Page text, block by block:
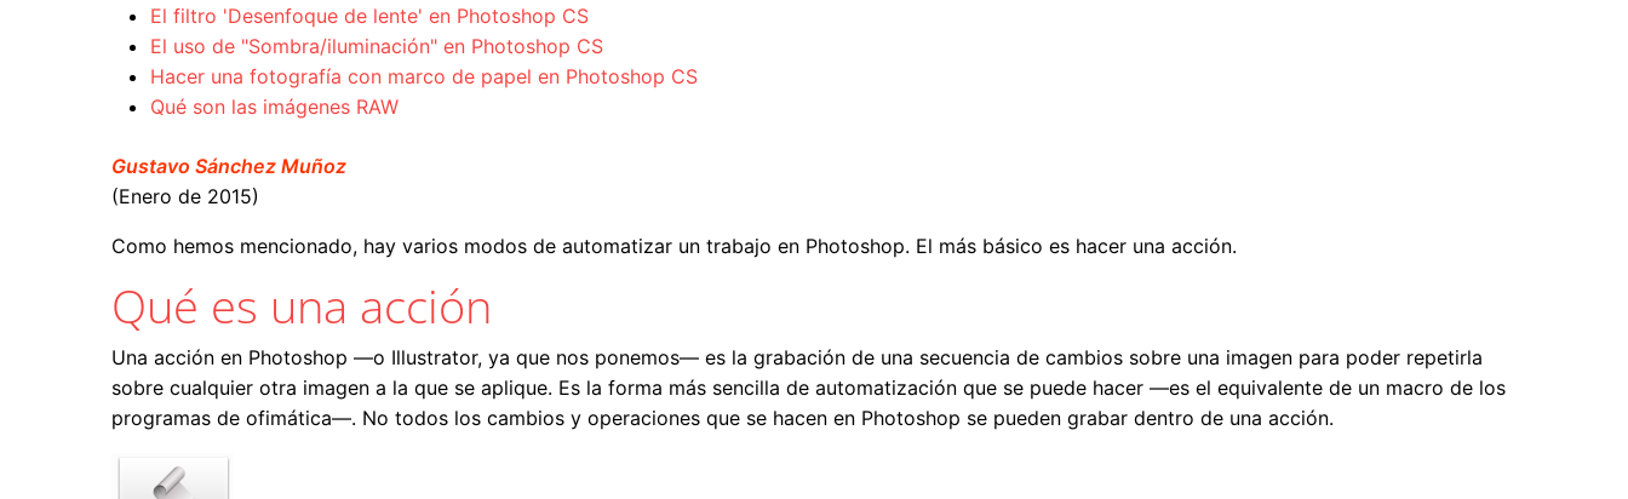
El filtro 'Desenfoque de lente' en Photoshop CS
El uso de "Sombra/iluminación" en Photoshop CS
Hacer una fotografía con marco de papel en Photoshop CS
Qué son las imágenes RAW
Gustavo Sánchez Muñoz
(Enero de 2015)
Como hemos mencionado, hay varios modos de automatizar un trabajo en Photoshop. El más básico es hacer una acción.
Qué es una acción
Una acción en Photoshop —o Illustrator, ya que nos ponemos— es la grabación de una secuencia de cambios sobre una imagen para poder repetirla
sobre cualquier otra imagen a la que se aplique. Es la forma más sencilla de automatización que se puede hacer —es el equivalente de un macro de los
programas de ofimática—. No todos los cambios y operaciones que se hacen en Photoshop se pueden grabar dentro de una acción.